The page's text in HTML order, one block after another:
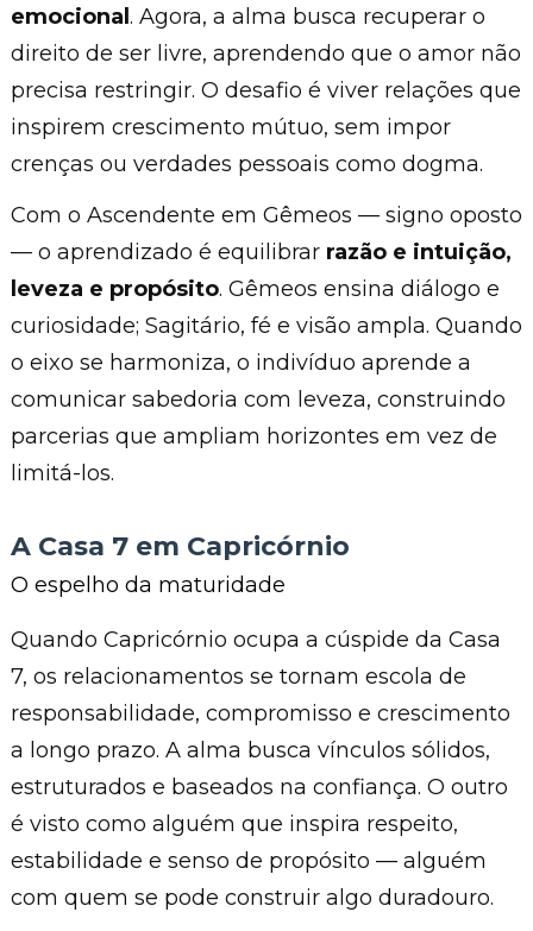
emocional . Agora, a alma busca recuperar o
direito de ser livre, aprendendo que o amor não
precisa restringir. O desafio é viver relações que
inspirem crescimento mútuo, sem impor
crenças ou verdades pessoais como dogma.
Com o Ascendente em Gêmeos — signo oposto
— o aprendizado é equilibrar razão e intuição,
leveza e propósito. Gêmeos ensina diálogo e
curiosidade; Sagitário, fé e visão ampla. Quando
o eixo se harmoniza, o indivíduo aprende a
comunicar sabedoria com leveza, construindo
parcerias que ampliam horizontes em vez de
limitá-los.
A Casa 7 em Capricórnio
O espelho da maturidade
Quando Capricórnio ocupa a cúspide da Casa
7, os relacionamentos se tornam escola de
responsabilidade, compromisso e crescimento
a longo prazo. A alma busca vínculos sólidos,
estruturados e baseados na confiança. O outro
é visto como alguém que inspira respeito,
estabilidade e senso de propósito — alguém
com quem se pode construir algo duradouro.